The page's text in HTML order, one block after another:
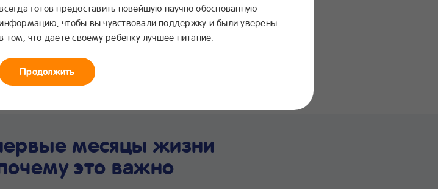
Интернет-
магазин
Линия заботы
месяцы жизни
это важно
всегда готов предоставить новейшую научно обоснованную
информацию, чтобы вы чувствовали поддержку и были уверены
в том, что даете своему ребенку лучшее питание.
Продолжить